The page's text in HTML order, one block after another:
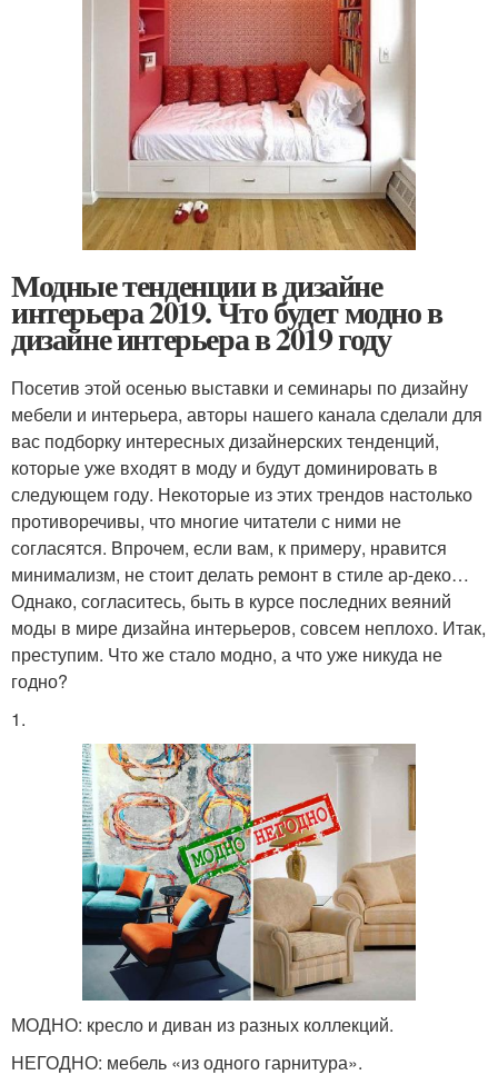
Модные тенденции в дизайне
интерьера 2019. Что будет модно в
дизайне интерьера в 2019 году
Посетив этой осенью выставки и семинары по дизайну
мебели и интерьера, авторы нашего канала сделали для
вас подборку интересных дизайнерских тенденций,
которые уже входят в моду и будут доминировать в
следующем году. Некоторые из этих трендов настолько
противоречивы, что многие читатели с ними не
согласятся. Впрочем, если вам, к примеру, нравится
минимализм, не стоит делать ремонт в стиле ар-деко…
Однако, согласитесь, быть в курсе последних веяний
моды в мире дизайна интерьеров, совсем неплохо. Итак,
преступим. Что же стало модно, а что уже никуда не
годно?
1.
МОДНО: кресло и диван из разных коллекций.
НЕГОДНО: мебель «из одного гарнитура».